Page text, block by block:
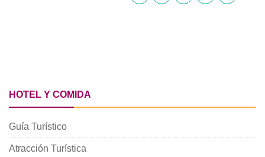
HOTEL Y COMIDA
Guía Turístico
Atracción Turística